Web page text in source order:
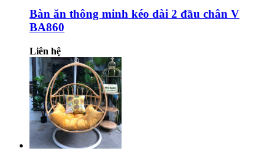
Bàn ăn thông minh kéo dài 2 đầu chân V
BA860
Liên hệ